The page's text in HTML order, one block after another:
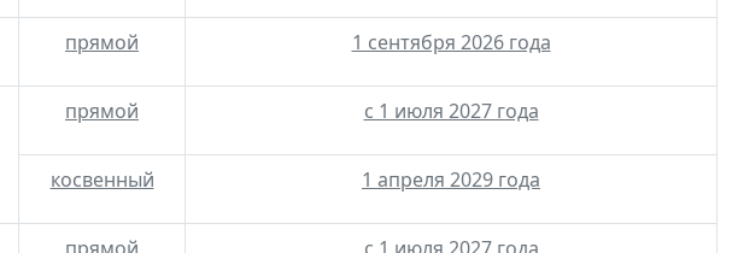
прямой 1 сентября 2026 года
прямой с 1 июля 2027 года
косвенный 1 апреля 2029 года